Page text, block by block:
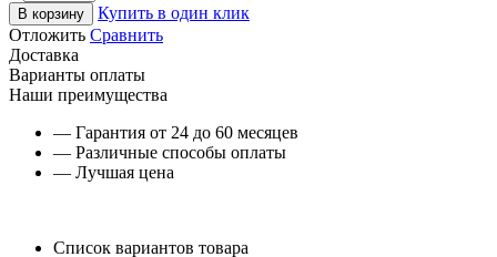
В корзину
Купить в один клик
Отложить Сравнить
Доставка
Варианты оплаты
Наши преимущества
— Гарантия от 24 до 60 месяцев
— Различные способы оплаты
— Лучшая цена
Список вариантов товара